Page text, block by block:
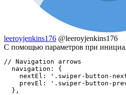
leeroyjenkins176 @leeroyjenkins176
C помощью параметров при
// Navigation arrows
  navigation: {
nextEl: '.swiper-button-
prevEl: '.swiper-button-
  },